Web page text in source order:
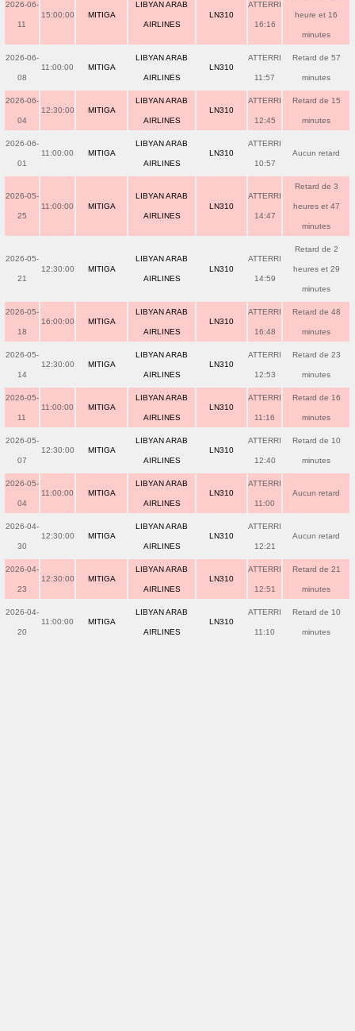
2026-06-
11
15:00:00 MITIGA
LIBYAN ARAB
AIRLINES
LN310
ATTERRI
16:16
heure et 16
minutes
2026-06-
08
11:00:00 MITIGA
LIBYAN ARAB
AIRLINES
LN310
ATTERRI
11:57
Retard de 57
minutes
2026-06-
04
12:30:00 MITIGA
LIBYAN ARAB
AIRLINES
LN310
ATTERRI
12:45
Retard de 15
minutes
2026-06-
01
11:00:00 MITIGA
LIBYAN ARAB
AIRLINES
LN310
ATTERRI
10:57
Aucun retard
2026-05-
25
11:00:00 MITIGA
LIBYAN ARAB
AIRLINES
LN310
ATTERRI
14:47
Retard de 3
heures et 47
minutes
2026-05-
21
12:30:00 MITIGA
LIBYAN ARAB
AIRLINES
LN310
ATTERRI
14:59
Retard de 2
heures et 29
minutes
2026-05-
18
16:00:00 MITIGA
LIBYAN ARAB
AIRLINES
LN310
ATTERRI
16:48
Retard de 48
minutes
2026-05-
14
12:30:00 MITIGA
LIBYAN ARAB
AIRLINES
LN310
ATTERRI
12:53
Retard de 23
minutes
2026-05-
11
11:00:00 MITIGA
LIBYAN ARAB
AIRLINES
LN310
ATTERRI
11:16
Retard de 16
minutes
2026-05-
07
12:30:00 MITIGA
LIBYAN ARAB
AIRLINES
LN310
ATTERRI
12:40
Retard de 10
minutes
2026-05-
04
11:00:00 MITIGA
LIBYAN ARAB
AIRLINES
LN310
ATTERRI
11:00
Aucun retard
2026-04-
30
12:30:00 MITIGA
LIBYAN ARAB
AIRLINES
LN310
ATTERRI
12:21
Aucun retard
2026-04-
23
12:30:00 MITIGA
LIBYAN ARAB
AIRLINES
LN310
ATTERRI
12:51
Retard de 21
minutes
2026-04-
20
11:00:00 MITIGA
LIBYAN ARAB
AIRLINES
LN310
ATTERRI
11:10
Retard de 10
minutes